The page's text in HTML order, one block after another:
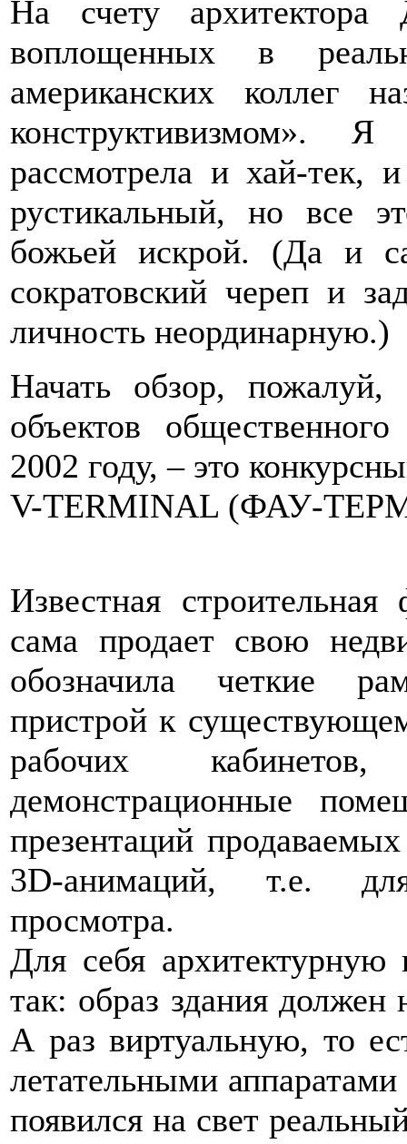
На счету архитектора
воплощенных в
американских коллег
конструктивизмом».
рассмотрела и хай-тек,
рустикальный, но все
божьей искрой. (Да и
сократовский череп и
личность неординарную.)
Начать обзор,
объектов
2002 году, – это
V-TERMINAL (ФАУ-
Известная
сама продает свою
обозначила четкие
пристрой к
рабочих
демонстрационные
презентаций
3D-анимаций, т.е. для
просмотра.
Для себя
так: образ здания
А раз виртуальную, то
летательными
появился на свет